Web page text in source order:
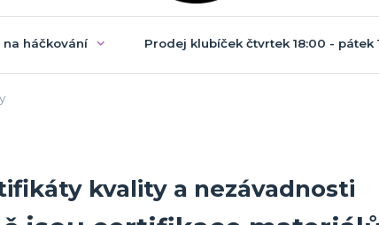
na háčkování Prodej klubíček čtvrtek 18:00 - pátek
kvality a nezávadnosti